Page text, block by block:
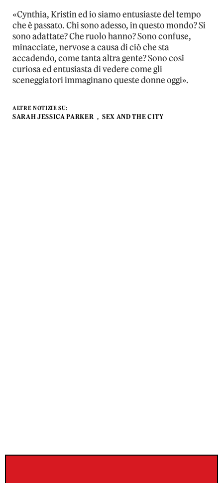
«Cynthia, Kristin ed io siamo entusiaste del tempo
che è passato. Chi sono adesso, in questo mondo? Si
sono adattate? Che ruolo hanno? Sono confuse,
minacciate, nervose a causa di ciò che sta
accadendo, come tanta altra gente? Sono così
curiosa ed entusiasta di vedere come gli
sceneggiatori immaginano queste donne oggi».
ALTRE NOTIZIE SU:
SARAH JESSICA PARKER SEX AND THE CITY